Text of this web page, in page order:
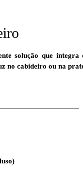
solução que
no cabideiro ou na